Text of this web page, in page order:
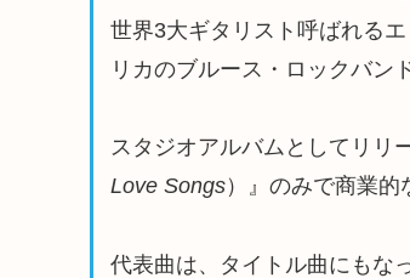
世界3大ギタリスト呼ばれる
リカのブルース・ロックバンド
スタジオアルバムとしてリリ
Love Songs）』のみで商業的
代表曲は、タイトル曲にもな